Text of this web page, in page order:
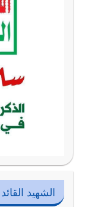
الشهيد القائد